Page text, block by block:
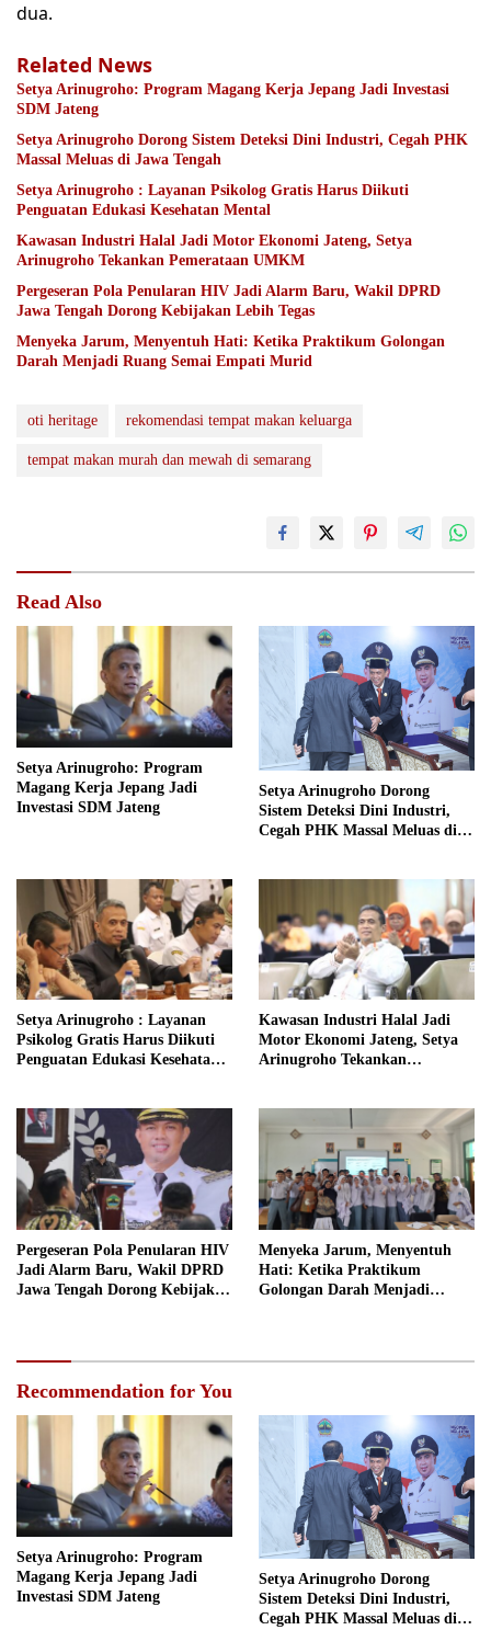
dua.
Related News
Setya Arinugroho: Program Magang Kerja Jepang Jadi Investasi
SDM Jateng
Setya Arinugroho Dorong Sistem Deteksi Dini Industri, Cegah PHK
Massal Meluas di Jawa Tengah
Setya Arinugroho : Layanan Psikolog Gratis Harus Diikuti
Penguatan Edukasi Kesehatan Mental
Kawasan Industri Halal Jadi Motor Ekonomi Jateng, Setya
Arinugroho Tekankan Pemerataan UMKM
Pergeseran Pola Penularan HIV Jadi Alarm Baru, Wakil DPRD
Jawa Tengah Dorong Kebijakan Lebih Tegas
Menyeka Jarum, Menyentuh Hati: Ketika Praktikum Golongan
Darah Menjadi Ruang Semai Empati Murid
oti heritage rekomendasi tempat makan keluarga
tempat makan murah dan mewah di semarang
Read Also
Setya Arinugroho: Program
Magang Kerja Jepang Jadi
Investasi SDM Jateng
Setya Arinugroho Dorong
Sistem Deteksi Dini Industri,
Cegah PHK Massal Meluas di
Setya Arinugroho : Layanan
Psikolog Gratis Harus Diikuti
Penguatan Edukasi Kesehatan
Kawasan Industri Halal Jadi
Motor Ekonomi Jateng, Setya
Arinugroho Tekankan
Pergeseran Pola Penularan HIV
Jadi Alarm Baru, Wakil DPRD
Jawa Tengah Dorong Kebijakan
Menyeka Jarum, Menyentuh
Hati: Ketika Praktikum
Golongan Darah Menjadi
Recommendation for You
Setya Arinugroho: Program
Magang Kerja Jepang Jadi
Investasi SDM Jateng
Setya Arinugroho Dorong
Sistem Deteksi Dini Industri,
Cegah PHK Massal Meluas di